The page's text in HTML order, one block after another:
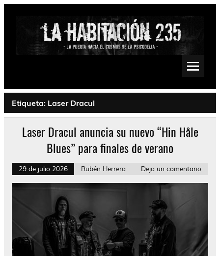
Saltar
Psychedelic, Stoner, Doom, Sludge, Fuzz, Space, Drone
Etiqueta: Laser Dracul
Laser Dracul anuncia su nuevo “Hin Håle
Blues” para finales de verano
29 de julio 2026 Rubén Herrera Deja un comentario